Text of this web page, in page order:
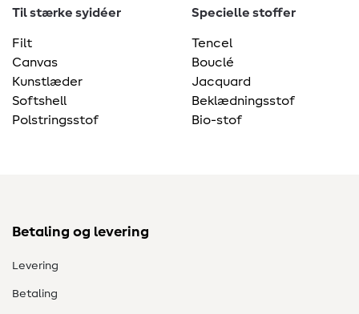
Til stærke syidéer
Filt
Canvas
Kunstlæder
Softshell
Polstringsstof
Specielle stoffer
Tencel
Bouclé
Jacquard
Beklædningsstof
Bio-stof
Betaling og levering
Levering
Betaling